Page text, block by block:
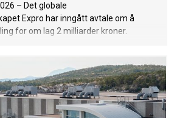
– Det globale
Expro har inngått avtale om å
for om lag 2 milliarder kroner.